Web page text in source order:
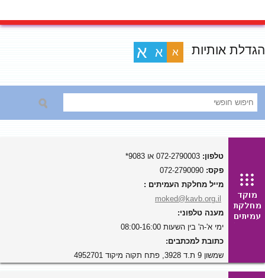
הגדלת אותיות א א א
טלפון:
פקס:
מייל מחלקת העמיתים :
moked@kavb.org.il
מענה טלפוני:
ימי א'-ה' בין השעות 08:00-16:00
כתובת למכתבים:
שמשון 9 ת.ד 3928, פתח תקוה מיקוד 4952701